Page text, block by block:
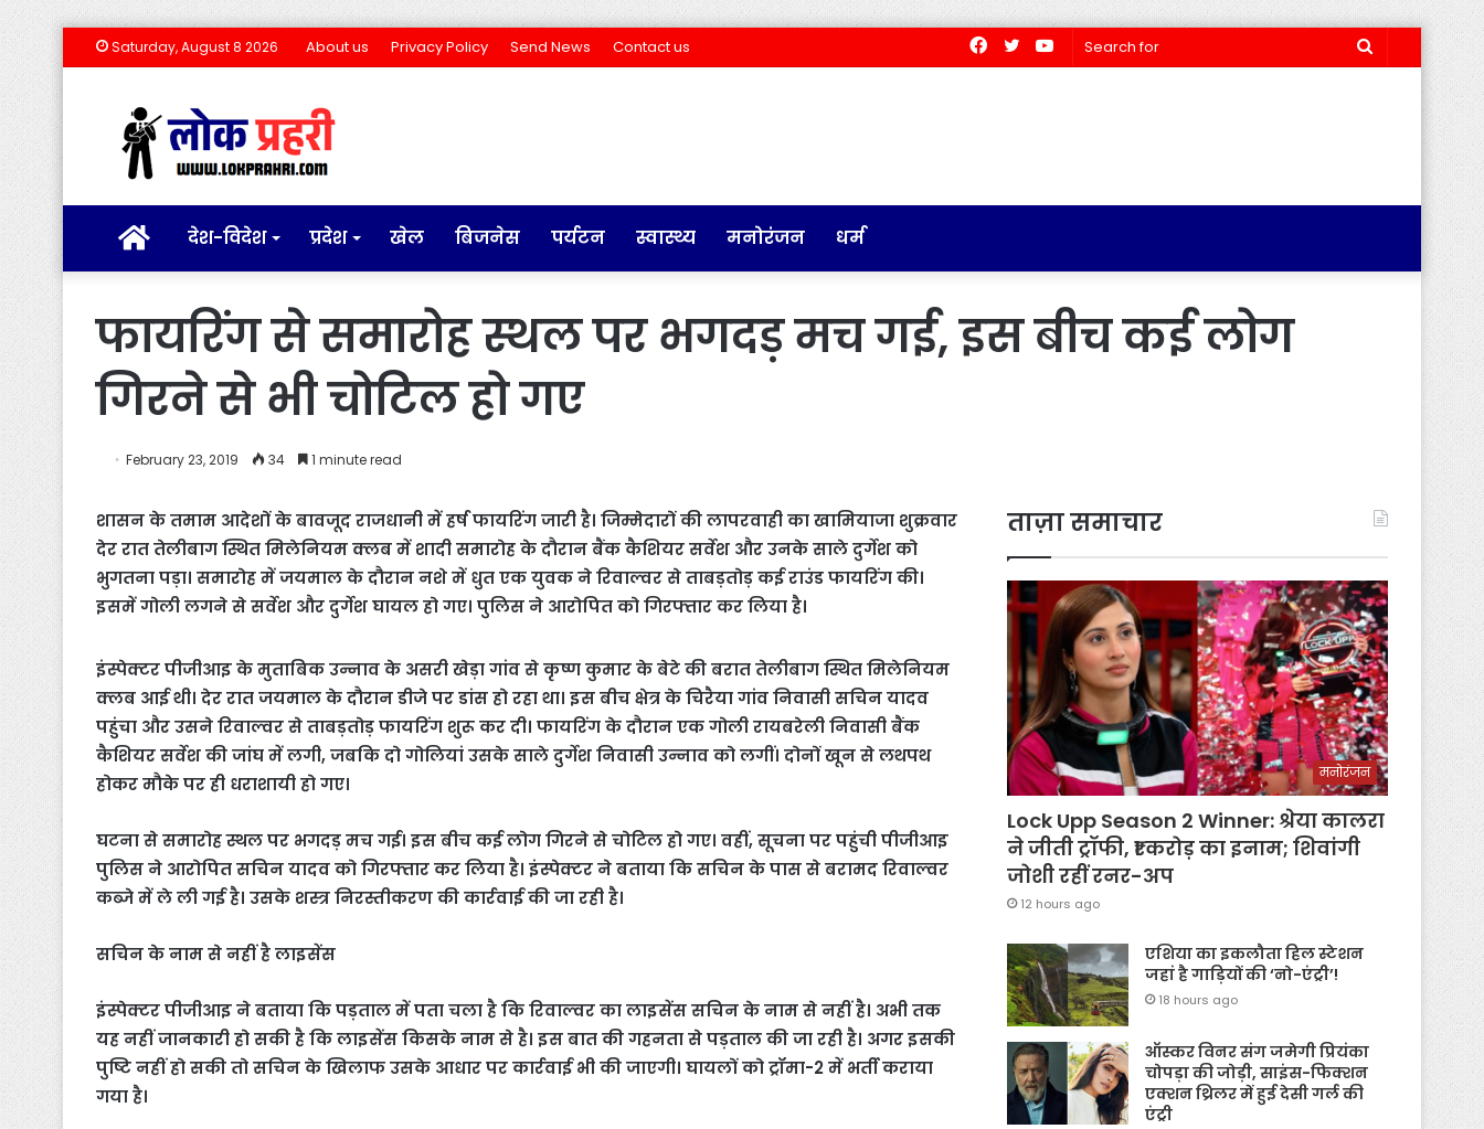
Saturday, August 8 2026 About us Privacy Policy Send News Contact us
Search
YouTube
Twitter
Facebook
होम देश-विदेश प्रदेश खेल बिजनेस पर्यटन स्वास्थ्य मनोरंजन धर्म
फायरिंग से समारोह स्थल पर भगदड़ मच गई, इस बीच कई लोग
गिरने से भी चोटिल हो गए
February 23, 2019 34 1 minute read
शासन के तमाम आदेशों के बावजूद राजधानी में हर्ष फायरिंग जारी है। जिम्मेदारों की लापरवाही का खामियाजा शुक्रवार
देर रात तेलीबाग स्थित मिलेनियम क्लब में शादी समारोह के दौरान बैंक कैशियर सर्वेश और उनके साले दुर्गेश को
भुगतना पड़ा। समारोह में जयमाल के दौरान नशे में धुत एक युवक ने रिवाल्वर से ताबड़तोड़ कई राउंड फायरिंग की।
इसमें गोली लगने से सर्वेश और दुर्गेश घायल हो गए। पुलिस ने आरोपित को गिरफ्तार कर लिया है।
इंस्पेक्टर पीजीआइ के मुताबिक उन्नाव के असरी खेड़ा गांव से कृष्ण कुमार के बेटे की बरात तेलीबाग स्थित मिलेनियम
क्लब आई थी। देर रात जयमाल के दौरान डीजे पर डांस हो रहा था। इस बीच क्षेत्र के चिरैया गांव निवासी सचिन यादव
पहुंचा और उसने रिवाल्वर से ताबड़तोड़ फायरिंग शुरू कर दी। फायरिंग के दौरान एक गोली रायबरेली निवासी बैंक
कैशियर सर्वेश की जांघ में लगी, जबकि दो गोलियां उसके साले दुर्गेश निवासी उन्नाव को लगीं। दोनों खून से लथपथ
होकर मौके पर ही धराशायी हो गए।
घटना से समारोह स्थल पर भगदड़ मच गई। इस बीच कई लोग गिरने से चोटिल हो गए। वहीं, सूचना पर पहुंची पीजीआइ
पुलिस ने आरोपित सचिन यादव को गिरफ्तार कर लिया है। इंस्पेक्टर ने बताया कि सचिन के पास से बरामद रिवाल्वर
कब्जे में ले ली गई है। उसके शस्त्र निरस्तीकरण की कार्रवाई की जा रही है।
सचिन के नाम से नहीं है लाइसेंस
इंस्पेक्टर पीजीआइ ने बताया कि पड़ताल में पता चला है कि रिवाल्वर का लाइसेंस सचिन के नाम से नहीं है। अभी तक
यह नहीं जानकारी हो सकी है कि लाइसेंस किसके नाम से है। इस बात की गहनता से पड़ताल की जा रही है। अगर इसकी
पुष्टि नहीं हो सकी तो सचिन के खिलाफ उसके आधार पर कार्रवाई भी की जाएगी। घायलों को ट्रॉमा-2 में भर्ती कराया
गया है।
ताज़ा समाचार
मनोरंजन
Lock Upp Season 2 Winner: श्रेया कालरा
ने जीती ट्रॉफी, ₹1 करोड़ का इनाम; शिवांगी
जोशी रहीं रनर-अप
12 hours ago
एशिया का इकलौता हिल स्टेशन
जहां है गाड़ियों की ‘नो-एंट्री’!
18 hours ago
ऑस्कर विनर संग जमेगी प्रियंका
चोपड़ा की जोड़ी, साइंस-फिक्शन
एक्शन थ्रिलर में हुई देसी गर्ल की
एंट्री